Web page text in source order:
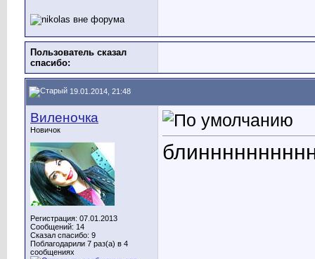
Пользователь сказал
cпасибо:
19.01.2014, 21:48
Виленочка
Новичок
Регистрация: 07.01.2013
Сообщений: 14
Сказал спасибо: 9
Поблагодарили 7 раз(а) в 4
сообщениях